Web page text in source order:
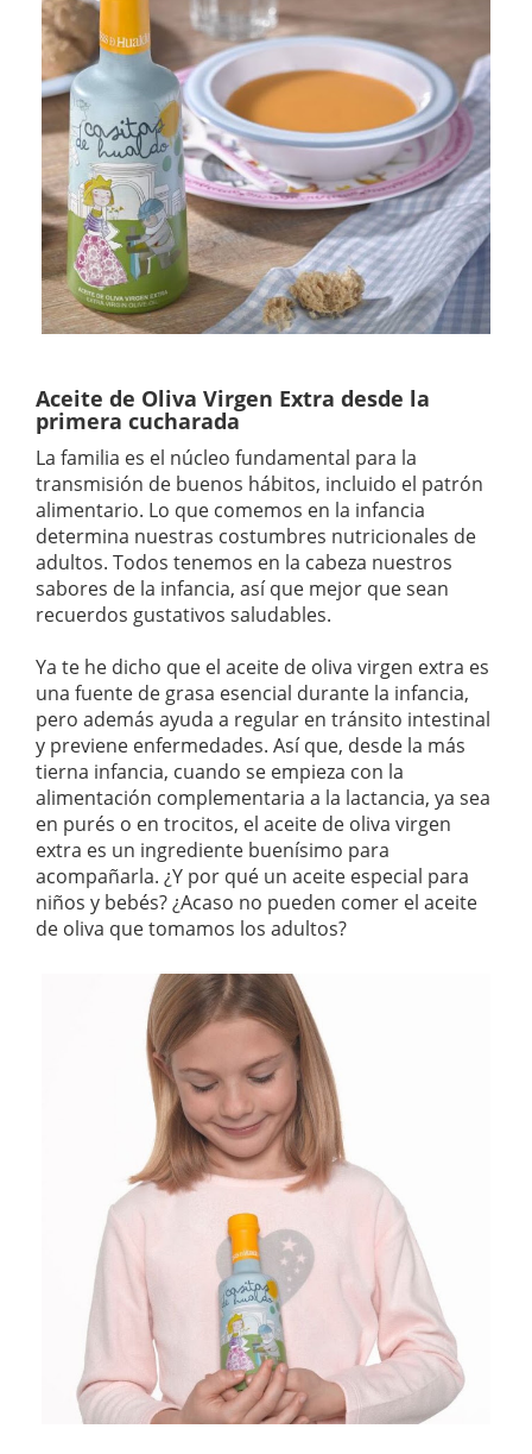
Aceite de Oliva Virgen Extra desde la
primera cucharada
La familia es el núcleo fundamental para la
transmisión de buenos hábitos, incluido el patrón
alimentario. Lo que comemos en la infancia
determina nuestras costumbres nutricionales de
adultos. Todos tenemos en la cabeza nuestros
sabores de la infancia, así que mejor que sean
recuerdos gustativos saludables.
Ya te he dicho que el aceite de oliva virgen extra es
una fuente de grasa esencial durante la infancia,
pero además ayuda a regular en tránsito intestinal
y previene enfermedades. Así que, desde la más
tierna infancia, cuando se empieza con la
alimentación complementaria a la lactancia, ya sea
en purés o en trocitos, el aceite de oliva virgen
extra es un ingrediente buenísimo para
acompañarla. ¿Y por qué un aceite especial para
niños y bebés? ¿Acaso no pueden comer el aceite
de oliva que tomamos los adultos?